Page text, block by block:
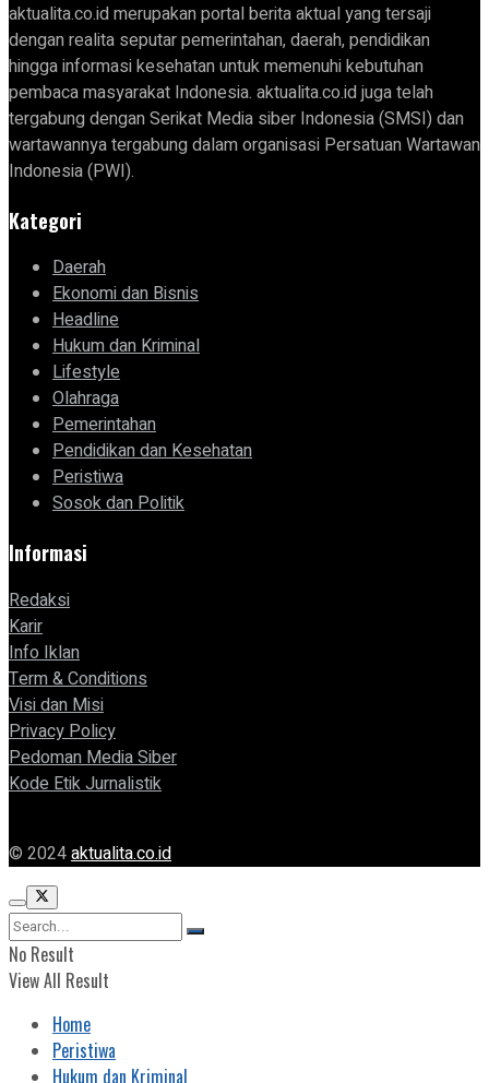
aktualita.co.id merupakan portal berita aktual yang tersaji
dengan realita seputar pemerintahan, daerah, pendidikan
hingga informasi kesehatan untuk memenuhi kebutuhan
pembaca masyarakat Indonesia. aktualita.co.id juga telah
tergabung dengan Serikat Media siber Indonesia (SMSI) dan
wartawannya tergabung dalam organisasi Persatuan Wartawan
Indonesia (PWI).
Kategori
Daerah
Ekonomi dan Bisnis
Headline
Hukum dan Kriminal
Lifestyle
Olahraga
Pemerintahan
Pendidikan dan Kesehatan
Peristiwa
Sosok dan Politik
Informasi
Redaksi
Karir
Info Iklan
Term & Conditions
Visi dan Misi
Privacy Policy
Pedoman Media Siber
Kode Etik Jurnalistik
© 2024aktualita.co.id
No Result
View All Result
Home
Peristiwa
Hukum dan Kriminal